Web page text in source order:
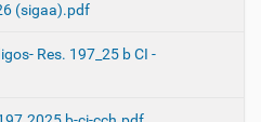
(sigaa).pdf
Res. 197_25 b CI -